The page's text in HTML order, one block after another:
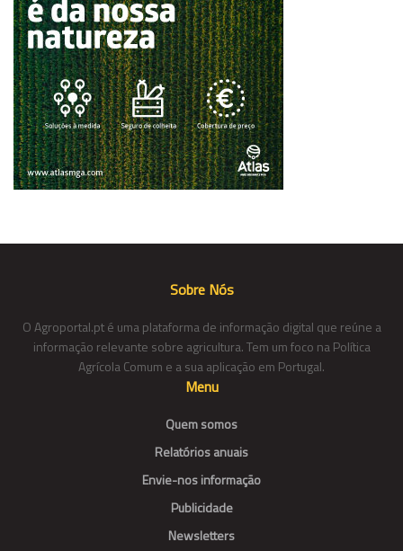
Sobre Nós
O Agroportal.pt é uma plataforma de informação digital que reúne a
informação relevante sobre agricultura. Tem um foco na Política
Agrícola Comum e a sua aplicação em Portugal.
Menu
Quem somos
Relatórios anuais
Envie-nos informação
Publicidade
Newsletters